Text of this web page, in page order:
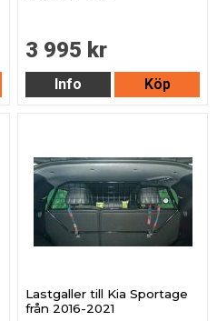
3 995 kr
Info Köp
Lastgaller till Kia Sportage
från 2016-2021